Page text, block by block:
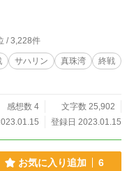
な時代をたった一人、生き残
/ 3,228件
サハリン 真珠湾
終戦
感想数 4
文字数 25,902
登録日 2023.01.15
お気に入り追加 6